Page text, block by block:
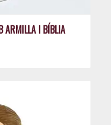
ARMILLA I BÍBLIA